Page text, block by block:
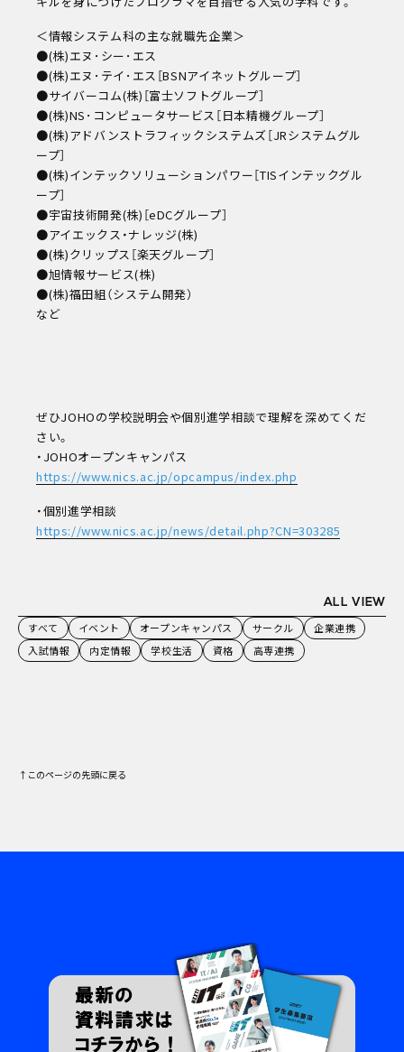
＜情報システム科の主な就職先企業＞
●(株)エヌ･シー･エス
●(株)エヌ･テイ･エス［BSNアイネットグループ］
●サイバーコム(株)［富士ソフトグループ］
●(株)NS･コンピュータサービス［日本精機グループ］
●(株)アドバンストラフィックシステムズ［JRシステムグル
ープ］
●(株)インテックソリューションパワー［TISインテックグル
ープ］
●宇宙技術開発(株)［eDCグループ］
●アイエックス・ナレッジ(株)
●(株)クリップス［楽天グループ］
●旭情報サービス(株)
●(株)福田組（システム開発）
など
ぜひJOHOの学校説明会や個別進学相談で理解を深めてくだ
さい。
・JOHOオープンキャンパス
https://www.nics.ac.jp/opcampus/index.php
・個別進学相談
https://www.nics.ac.jp/news/detail.php?CN=303285
ALL VIEW
すべて イベント オープンキャンパス サークル
企業連携
入試情報
内定情報 学校生活 資格 高専連携
↑このページの先頭に戻る